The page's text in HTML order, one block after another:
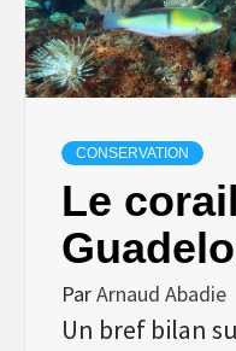
CONSERVATION
Le
ParArnaud Abadie
Un bref bilan